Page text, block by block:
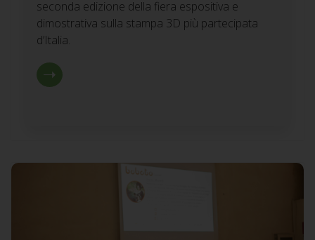
seconda edizione della fiera espositiva e
dimostrativa sulla stampa 3D più partecipata
d’Italia.